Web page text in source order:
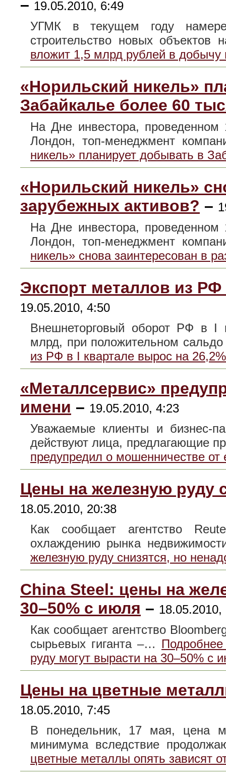
– 19.05.2010, 6:49
УГМК в текущем году
строительство новых
вложит 1,5 млрд рублей в добычу
«Норильский никель»
Забайкалье более 60
На Дне инвестора,
Лондон, топ-менеджмент
никель» планирует добывать в
«Норильский никель»
зарубежных активов? –
На Дне инвестора,
Лондон, топ-менеджмент
никель» снова заинтересован в
Экспорт металлов из РФ
19.05.2010, 4:50
Внешнеторговый оборот РФ в I
млрд, при положительном
из РФ в I квартале вырос на 26,2%
«Металлсервис»
имени – 19.05.2010, 4:23
Уважаемые клиенты и
действуют лица, предлагающие
предупредил о мошенничестве от
Цены на железную руду
18.05.2010, 20:38
Как сообщает агентство
охлаждению рынка
железную руду снизятся, но
China Steel: цены на
30–50% с июля – 18.05.2010,
Как сообщает агентство
сырьевых гиганта –…
руду могут вырасти на 30–50% с
Цены на цветные
18.05.2010, 7:45
В понедельник, 17 мая, цена
минимума вследствие
цветные металлы опять зависят